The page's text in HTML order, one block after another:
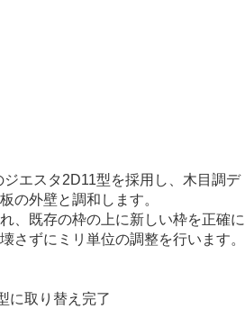
エスタ2D11型を採用し、木目調デ
の外壁と調和します。
、既存の枠の上に新しい枠を正確に
さずにミリ単位の調整を行います。